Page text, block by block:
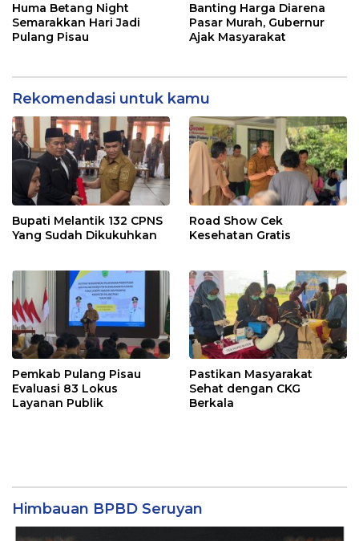
Huma Betang Night
Semarakkan Hari Jadi
Pulang Pisau
Banting Harga Diarena
Pasar Murah, Gubernur
Ajak Masyarakat
Rekomendasi untuk kamu
Bupati Melantik 132 CPNS
Yang Sudah Dikukuhkan
Road Show Cek
Kesehatan Gratis
Pemkab Pulang Pisau
Evaluasi 83 Lokus
Layanan Publik
Pastikan Masyarakat
Sehat dengan CKG
Berkala
Himbauan BPBD Seruyan